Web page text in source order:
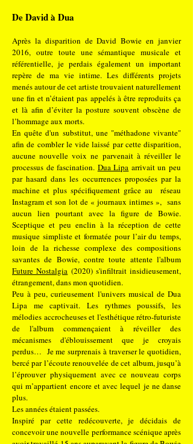
De David à Dua
Après la disparition de David Bowie en janvier
2016, outre toute une sémantique musicale et
référentielle, je perdais également un important
repère de ma vie intime. Les différents projets
menés autour de cet artiste trouvaient naturellement
une fin et n’étaient pas appelés à être reproduits ça
et là afin d’éviter la posture souvent obscène de
l’hommage aux morts.
En quête d'un substitut, une "méthadone vivante"
afin de combler le vide laissé par cette disparition,
aucune nouvelle voix ne parvenait à réveiller le
processus de fascination. Dua Lipa arrivait un peu
par hasard dans les occurrences proposées par la
machine et plus spécifiquement grâce au réseau
Instagram et son lot de « journaux intimes », sans
aucun lien pourtant avec la figure de Bowie.
Sceptique et peu enclin à la réception de cette
musique simpliste et formatée pour l’air du temps,
loin de la richesse complexe des compositions
savantes de Bowie, contre toute attente l'album
Future Nostalgia (2020) s'infiltrait insidieusement,
étrangement, dans mon quotidien.
Peu à peu, curieusement l'univers musical de Dua
Lipa me captivait. Les rythmes poussifs, les
mélodies accrocheuses et l'esthétique rétro-futuriste
de l'album commençaient à réveiller des
mécanismes d'éblouissement que je croyais
perdus… Je me surprenais à traverser le quotidien,
bercé par l’écoute renouvelée de cet album, jusqu’à
l’éprouver physiquement avec ce nouveau corps
qui m’appartient encore et avec lequel je ne danse
plus.
Les années étaient passées.
Inspiré par cette redécouverte, je décidais de
concevoir une nouvelle performance scénique après